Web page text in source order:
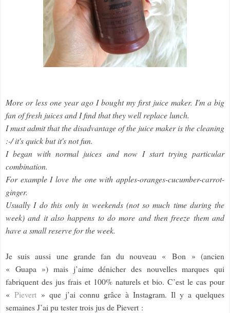
More or less one year ago I bought my first juice maker. I'm a big
fan of fresh juices and I find that they well replace lunch.
I must admit that the disadvantage of the juice maker is the cleaning
:-/ it's quick but it's not fun.
I began with normal juices and now I start trying particular
combination.
For example I love the one with apples-oranges-cucumber-carrot-
ginger.
Usually I do this only in weekends (not so much time during the
week) and it also happens to do more and then freeze them and
have a small reserve for the week.
Je suis aussi une grande fan du nouveau « Bon » (ancien
« Guapa ») mais j’aime dénicher des nouvelles marques qui
fabriquent des jus frais et 100% naturels et bio. C’est le cas pour
« Pievert » que j’ai connu grâce à Instagram. Il y a quelques
semaines J’ai pu tester trois jus de Pievert :